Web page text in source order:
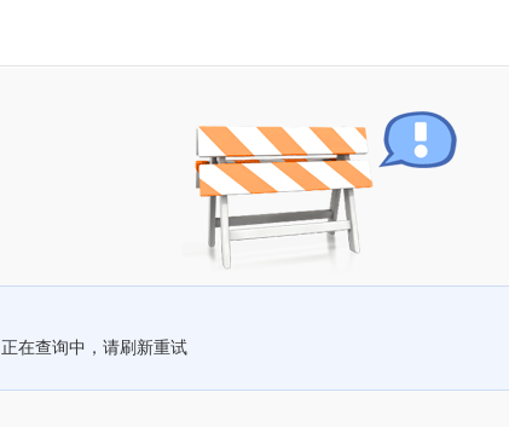
正在查询中，请刷新重试